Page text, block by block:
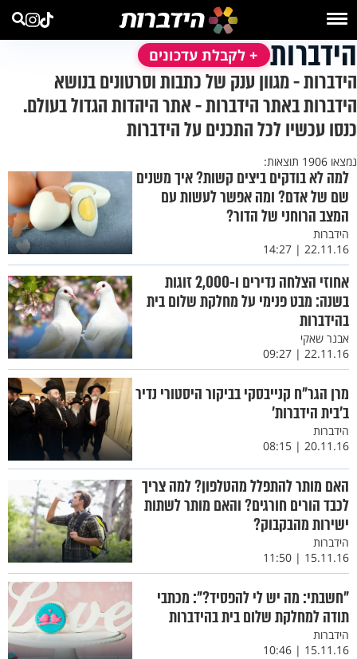
הידברות + לקבלת עדכונים
הידברות - מגוון ענק של כתבות וסרטונים בנושא
הידברות באתר הידברות - אתר היהדות הגדול בעולם.
כנסו עכשיו לכל התכנים על הידברות
נמצאו 1906 תוצאות:
למה לא בודקים ביצים קשות? איך משנים
שם של אדם? ומה אפשר לעשות עם
המצב הרוחני של הדור?
הידברות
22.11.16 | 14:27
אחוזי הצלחה נדירים ו-2,000 זוגות
בשנה: מבט פנימי על מחלקת שלום בית
בהידברות
אבנר שאקי
22.11.16 | 09:27
מרן הגר"ח קנייבסקי בביקור היסטורי נדיר
ב’בית הידברות’
הידברות
20.11.16 | 08:15
האם מותר להתפלל מהטלפון? למה צריך
לכבד הורים חורגים? והאם מותר לשתות
ישירות מהבקבוק?
הידברות
15.11.16 | 11:50
"חשבתי: מה יש לי להפסיד?": מכתבי
תודה למחלקת שלום בית בהידברות
הידברות
15.11.16 | 10:46